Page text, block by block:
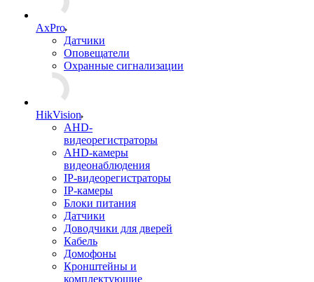
AxPro
Датчики
Оповещатели
Охранные сигнализации
HikVision
AHD-
видеорегистраторы
AHD-камеры
видеонаблюдения
IP-видеорегистраторы
IP-камеры
Блоки питания
Датчики
Доводчики для дверей
Кабель
Домофоны
Кронштейны и
комплектующие